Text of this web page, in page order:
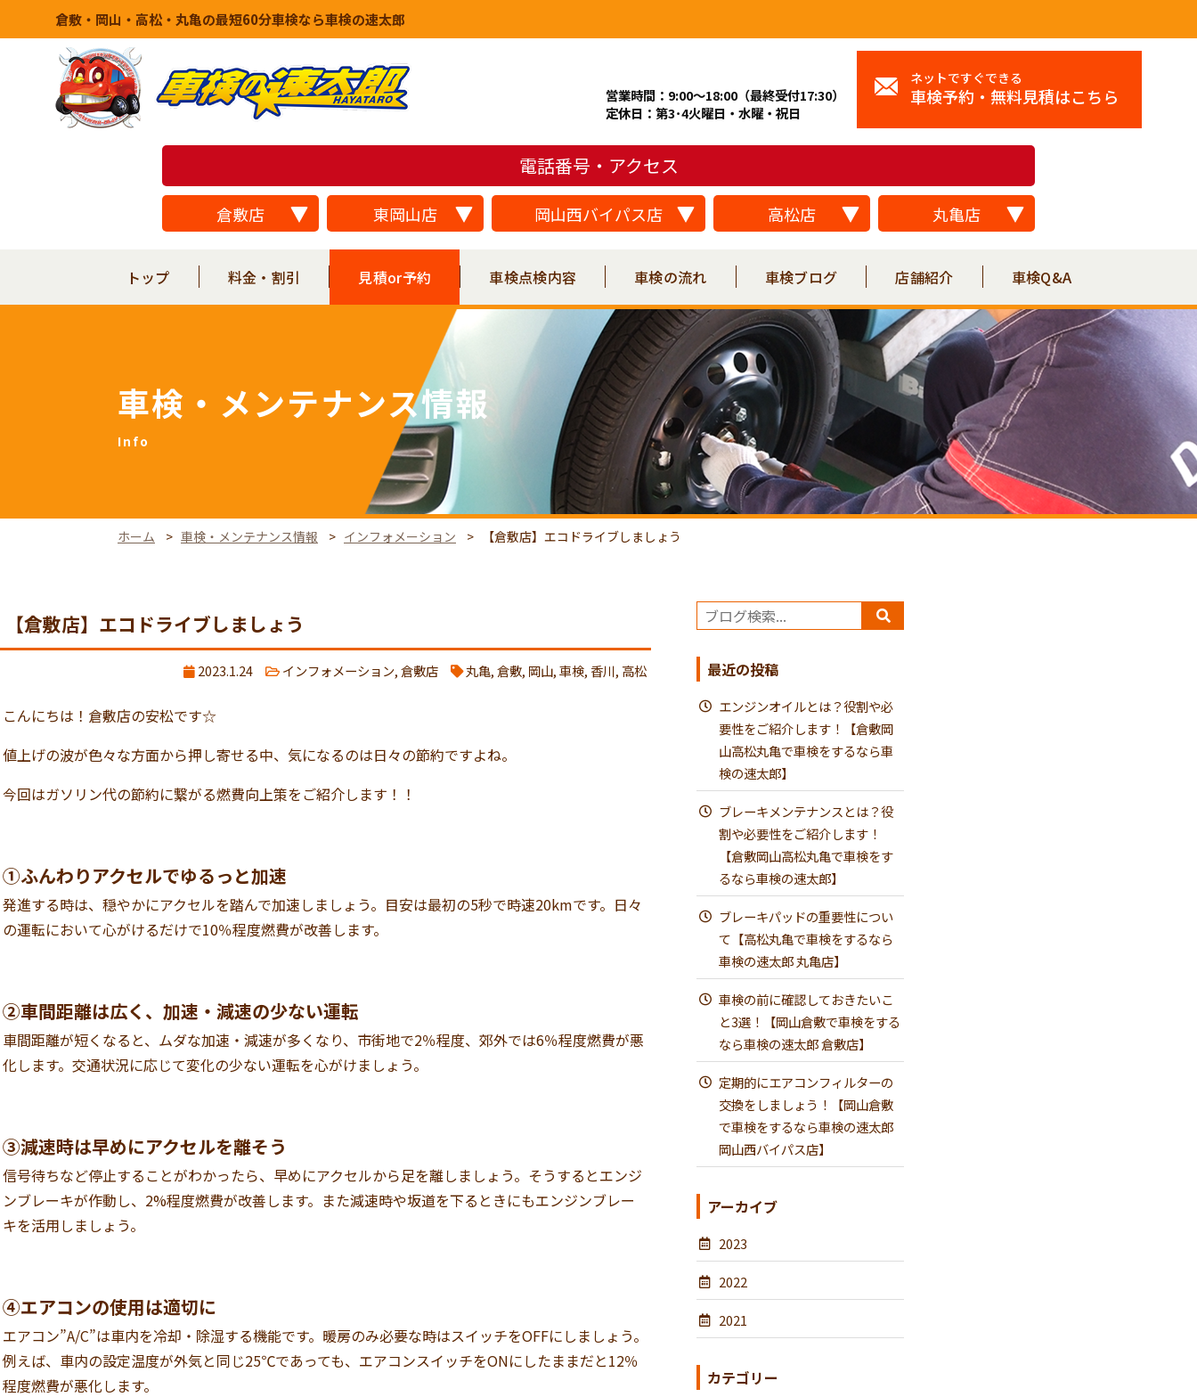
倉敷・岡山・高松・丸亀の最短60分車検なら車検の速太郎
営業時間：9:00～18:00（最終受付17:30）
定休日：第3･4火曜日・水曜・祝日
ネットですぐできる
車検予約・無料見積はこちら
電話番号・アクセス
倉敷店 東岡山店 岡山西バイパス店 高松店 丸亀店
トップ 料金・割引 見積or予約 車検点検内容 車検の流れ 車検ブログ 店舗紹介 車検Q&A
車検・メンテナンス情報
ホーム 車検・メンテナンス情報 インフォメーション 【倉敷店】エコドライブしましょう
【倉敷店】エコドライブしましょう
2023.1.24 インフォメーション,倉敷店 丸亀,倉敷, 岡山,車検, 香川, 高松
こんにちは！倉敷店の安松です☆
値上げの波が色々な方面から押し寄せる中、気になるのは日々の節約ですよね。
今回はガソリン代の節約に繋がる燃費向上策をご紹介します！！
①ふんわりアクセルでゆるっと加速
発進する時は、穏やかにアクセルを踏んで加速しましょう。目安は最初の5秒で時速20kmです。日々
の運転において心がけるだけで10％程度燃費が改善します。
②車間距離は広く、加速・減速の少ない運転
車間距離が短くなると、ムダな加速・減速が多くなり、市街地で2％程度、郊外では6％程度燃費が悪
化します。交通状況に応じて変化の少ない運転を心がけましょう。
③減速時は早めにアクセルを離そう
信号待ちなど停止することがわかったら、早めにアクセルから足を離しましょう。そうするとエンジ
ンブレーキが作動し、2%程度燃費が改善します。また減速時や坂道を下るときにもエンジンブレー
キを活用しましょう。
④エアコンの使用は適切に
エアコン”A/C”は車内を冷却・除湿する機能です。暖房のみ必要な時はスイッチをOFFにしましょう。
例えば、車内の設定温度が外気と同じ25℃であっても、エアコンスイッチをONにしたままだと12％
程度燃費が悪化します。
最近の投稿
エンジンオイルとは？役割や必
要性をご紹介します！【倉敷岡
山高松丸亀で車検をするなら車
検の速太郎】
ブレーキメンテナンスとは？役
割や必要性をご紹介します！
【倉敷岡山高松丸亀で車検をす
るなら車検の速太郎】
ブレーキパッドの重要性につい
て【高松丸亀で車検をするなら
車検の速太郎 丸亀店】
車検の前に確認しておきたいこ
と3選！【岡山倉敷で車検をする
なら車検の速太郎 倉敷店】
定期的にエアコンフィルターの
交換をしましょう！【岡山倉敷
で車検をするなら車検の速太郎
岡山西バイパス店】
アーカイブ
2023
2022
2021
カテゴリー